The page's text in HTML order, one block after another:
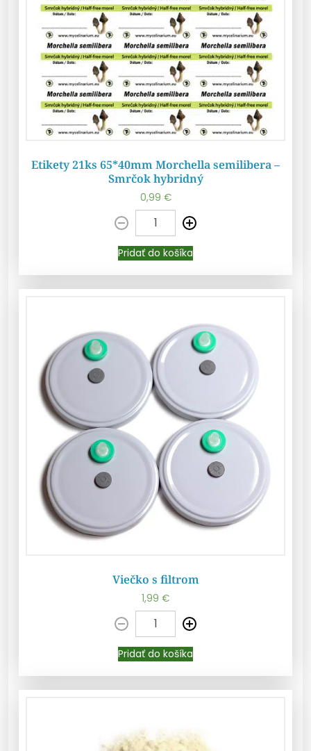
Pridať do košíka
Etikety 21ks 65*40mm Morchella semilibera –
Smrčok hybridný
0,99 €
Pridať do košíka
Pridať do košíka
Viečko s filtrom
1,99 €
Pridať do košíka